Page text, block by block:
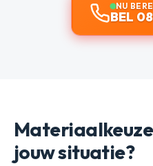
NU
BEL
jouw situatie?